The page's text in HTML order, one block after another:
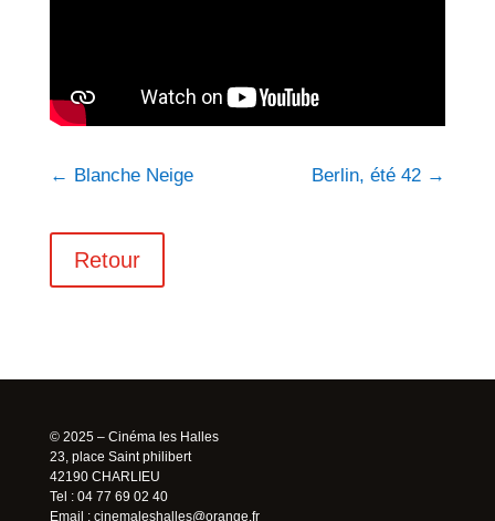
← Blanche Neige Berlin, été 42 →
Retour
© 2025 – Cinéma les Halles
23, place Saint philibert
42190 CHARLIEU
Tel : 04 77 69 02 40
Email : cinemaleshalles@orange.fr